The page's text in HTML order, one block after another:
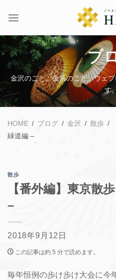
ブ
金沢のこと、金箔のこと、ウェ
す
HOME / ブログ / 金沢 / 散歩 /
緑道編 –
散歩
【番外編】東京散
–
2018年9月12日
この記事は約 5 分で読めます。
毎年恒例の歩け歩け大会に今